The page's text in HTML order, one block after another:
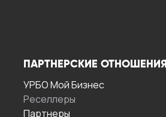
ПАРТНЕРСКИЕ ОТНОШЕНИЯ
УРБО Мой Бизнес
Реселлеры
Партнеры